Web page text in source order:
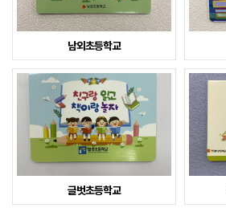
남외초등학교
글벗초등학교